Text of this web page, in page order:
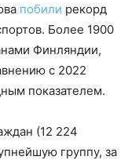
побили рекорд
Более 1900
Финляндии,
с 2022
показателем.
(12 224
группу, за